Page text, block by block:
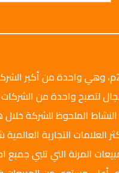
تأسست شركة الليثي أوتو جروب عام 2008م، وهي واحدة من
لتصبح واحدة من الشركات
الملحوظ للشركة
العلامات التجارية
المرنة التي تلبي جميع